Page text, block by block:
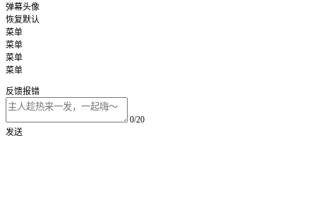
弹幕头像
恢复默认
菜单
菜单
菜单
菜单
反馈报错
0/20
发送